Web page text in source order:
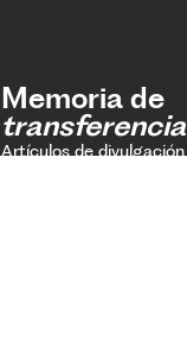
Memoria de
transferencia
Artículos de divulgación